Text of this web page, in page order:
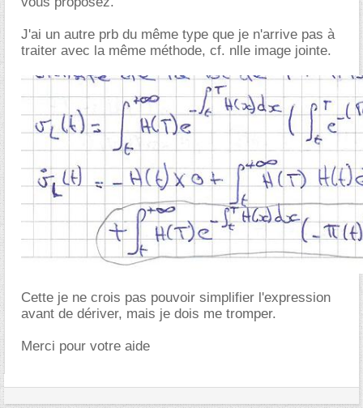
J'ai un autre prb du même type que je n'arrive pas à
traiter avec la même méthode, cf. nlle image jointe.
Cette je ne crois pas pouvoir simplifier l'expression
avant de dériver, mais je dois me tromper.
Merci pour votre aide